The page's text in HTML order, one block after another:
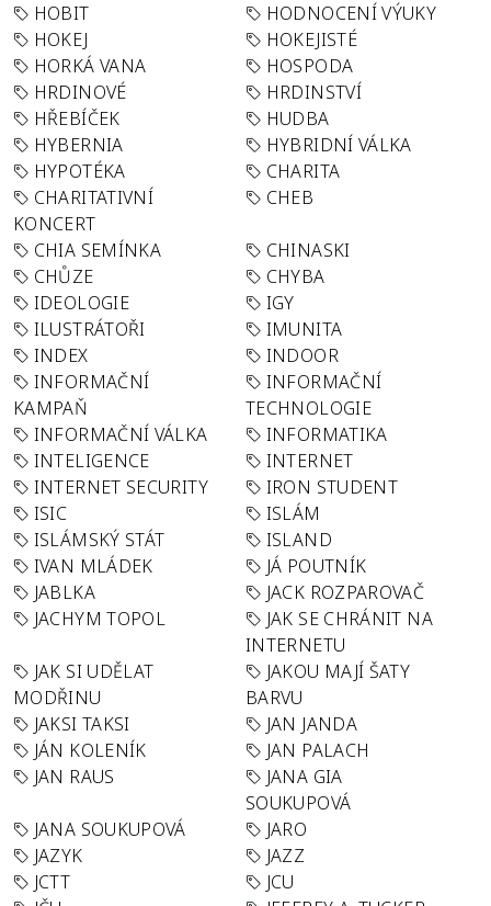
HOBIT
HODNOCENÍ VÝUKY
HOKEJ
HOKEJISTÉ
HORKÁ VANA
HOSPODA
HRDINOVÉ
HRDINSTVÍ
HŘEBÍČEK
HUDBA
HYBERNIA
HYBRIDNÍ VÁLKA
HYPOTÉKA
CHARITA
CHARITATIVNÍ
KONCERT
CHEB
CHIA SEMÍNKA
CHINASKI
CHŮZE
CHYBA
IDEOLOGIE
IGY
ILUSTRÁTOŘI
IMUNITA
INDEX
INDOOR
INFORMAČNÍ
KAMPAŇ
INFORMAČNÍ
TECHNOLOGIE
INFORMAČNÍ VÁLKA
INFORMATIKA
INTELIGENCE
INTERNET
INTERNET SECURITY
IRON STUDENT
ISIC
ISLÁM
ISLÁMSKÝ STÁT
ISLAND
IVAN MLÁDEK
JÁ POUTNÍK
JABLKA
JACK ROZPAROVAČ
JACHYM TOPOL
JAK SE CHRÁNIT NA
INTERNETU
JAK SI UDĚLAT
MODŘINU
JAKOU MAJÍ ŠATY
BARVU
JAKSI TAKSI
JAN JANDA
JÁN KOLENÍK
JAN PALACH
JAN RAUS
JANA GIA
SOUKUPOVÁ
JANA SOUKUPOVÁ
JARO
JAZYK
JAZZ
JCTT
JCU